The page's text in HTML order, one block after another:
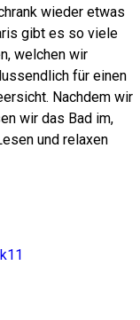
wieder etwas
gibt es so viele
welchen wir
für einen
Nachdem wir
wir das Bad im,
und relaxen